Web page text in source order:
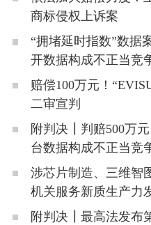
商标侵权上诉案
“拥堵延时指数”数据
开数据构成不正当竞
赔偿100万元！
二审宣判
附判决┃判赔500万
台数据构成不正当竞
涉芯片制造、三维
机关服务新质生产力
附判决┃最高法发布